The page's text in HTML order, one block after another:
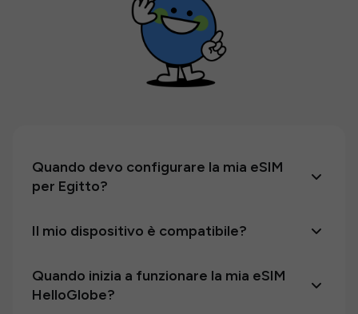
Quando devo configurare la mia eSIM
per Egitto?
Il mio dispositivo è compatibile?
Quando inizia a funzionare la mia eSIM
HelloGlobe?